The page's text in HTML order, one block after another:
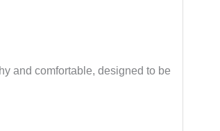
and comfortable, designed to be